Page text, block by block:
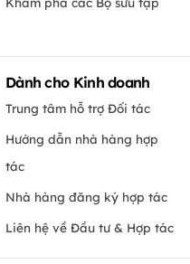
Dành cho Kinh doanh
Trung tâm hỗ trợ Đối tác
Hướng dẫn nhà hàng hợp
tác
Nhà hàng đăng ký hợp tác
Liên hệ về Đầu tư & Hợp tác